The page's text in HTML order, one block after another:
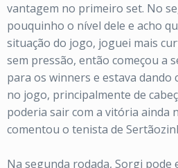
vantagem no primeiro set. No
pouquinho o nível dele e acho
situação do jogo, joguei mais
sem pressão, então começou a
para os winners e estava dando
no jogo, principalmente de
poderia sair com a vitória ainda
comentou o tenista de
Na segunda rodada, Sorgi pode